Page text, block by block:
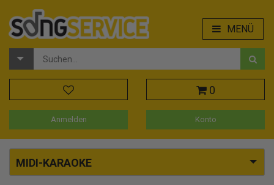
MENÜ
0
Anmelden Konto
MIDI-KARAOKE